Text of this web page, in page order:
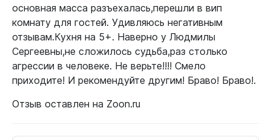
основная масса разъехалась,перешли в вип
комнату для гостей. Удивляюсь негативным
отзывам.Кухня на 5+. Наверно у Людмилы
Сергеевны,не сложилось судьба,раз столько
агрессии в человеке. Не верьте!!!! Смело
приходите! И рекомендуйте другим! Браво! Браво!.
Отзыв оставлен на Zoon.ru